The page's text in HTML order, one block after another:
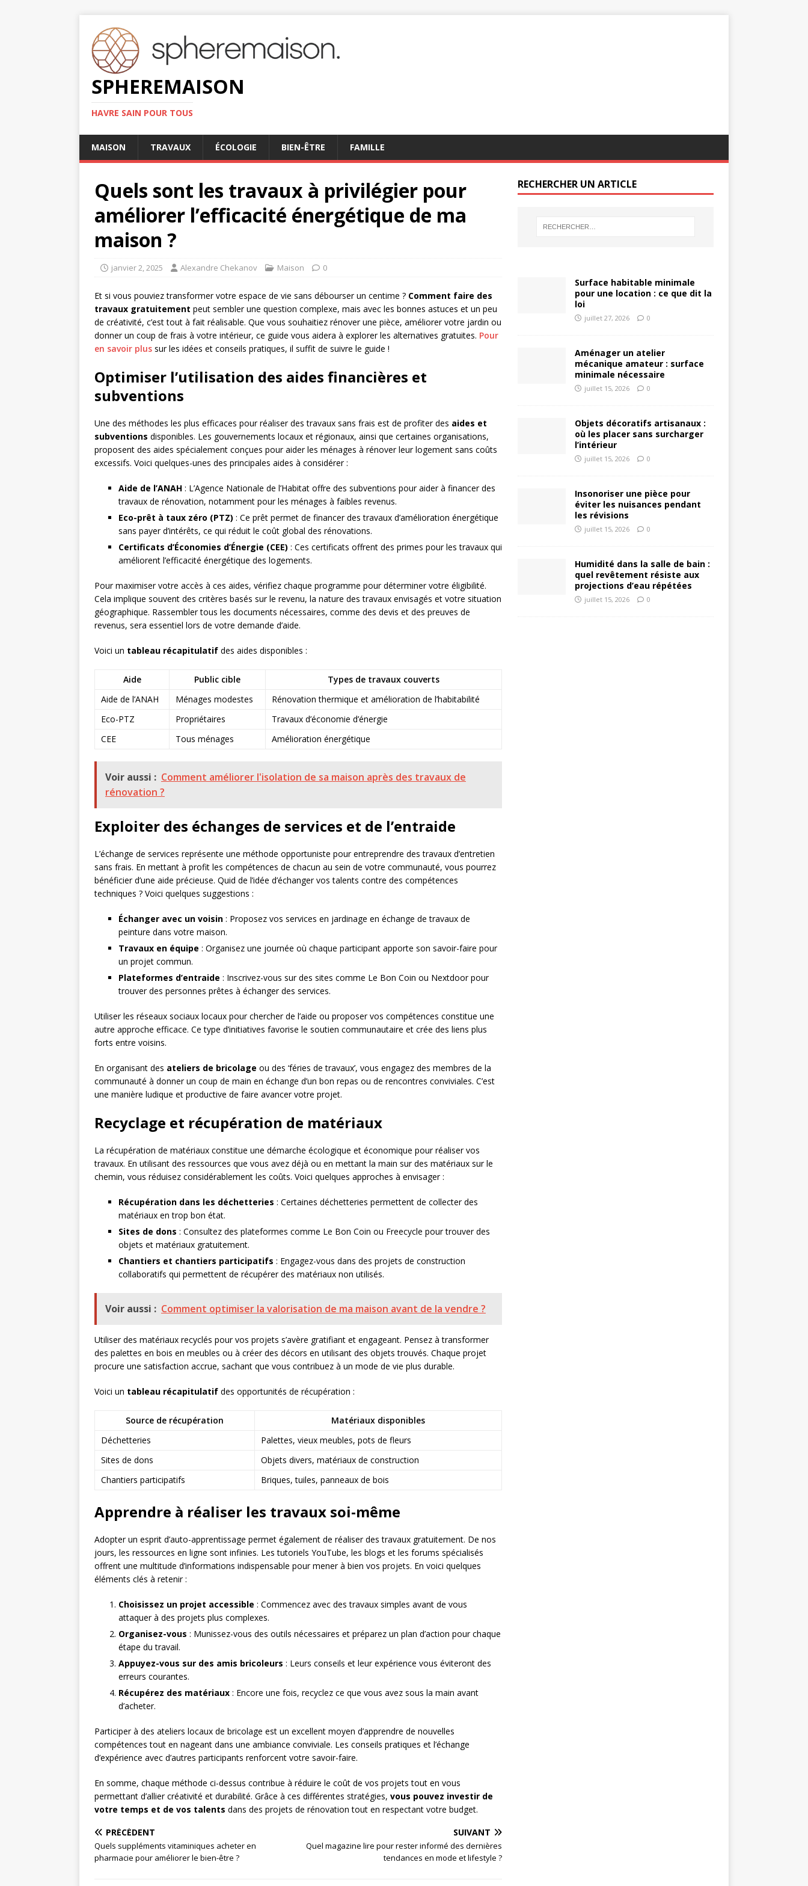
SPHEREMAISON
HAVRE SAIN POUR TOUS
MAISON TRAVAUX ÉCOLOGIE BIEN-ÊTRE FAMILLE
Quels sont les travaux à privilégier pour
améliorer l’efficacité énergétique de ma
maison ?
janvier 2, 2025 Alexandre Chekanov Maison 0
Et si vous pouviez transformer votre espace de vie sans débourser un centime ? Comment faire des
travaux gratuitement peut sembler une question complexe, mais avec les bonnes astuces et un peu
de créativité, c’est tout à fait réalisable. Que vous souhaitiez rénover une pièce, améliorer votre jardin ou
donner un coup de frais à votre intérieur, ce guide vous aidera à explorer les alternatives gratuites. Pour
en savoir plus sur les idées et conseils pratiques, il suffit de suivre le guide !
Optimiser l’utilisation des aides financières et
subventions
Une des méthodes les plus efficaces pour réaliser des travaux sans frais est de profiter des aides et
subventions disponibles. Les gouvernements locaux et régionaux, ainsi que certaines organisations,
proposent des aides spécialement conçues pour aider les ménages à rénover leur logement sans coûts
excessifs. Voici quelques-unes des principales aides à considérer :
Aide de l’ANAH : L’Agence Nationale de l’Habitat offre des subventions pour aider à financer des
travaux de rénovation, notamment pour les ménages à faibles revenus.
Eco-prêt à taux zéro (PTZ) : Ce prêt permet de financer des travaux d’amélioration énergétique
sans payer d’intérêts, ce qui réduit le coût global des rénovations.
Certificats d’Économies d’Énergie (CEE) : Ces certificats offrent des primes pour les travaux qui
améliorent l’efficacité énergétique des logements.
Pour maximiser votre accès à ces aides, vérifiez chaque programme pour déterminer votre éligibilité.
Cela implique souvent des critères basés sur le revenu, la nature des travaux envisagés et votre situation
géographique. Rassembler tous les documents nécessaires, comme des devis et des preuves de
revenus, sera essentiel lors de votre demande d’aide.
Voici un tableau récapitulatif des aides disponibles :
Aide Public cible
Types de travaux couverts
Aide de l’ANAH
Ménages modestes
Rénovation thermique et amélioration de l’habitabilité
Eco-PTZ
Propriétaires
Travaux d’économie d’énergie
CEE
Tous ménages Amélioration énergétique
Voir aussi : Comment améliorer l'isolation de sa maison après des travaux de
rénovation ?
Exploiter des échanges de services et de l’entraide
L’échange de services représente une méthode opportuniste pour entreprendre des travaux d’entretien
sans frais. En mettant à profit les compétences de chacun au sein de votre communauté, vous pourrez
bénéficier d’une aide précieuse. Quid de l’idée d’échanger vos talents contre des compétences
techniques ? Voici quelques suggestions :
Échanger avec un voisin : Proposez vos services en jardinage en échange de travaux de
peinture dans votre maison.
Travaux en équipe : Organisez une journée où chaque participant apporte son savoir-faire pour
un projet commun.
Plateformes d’entraide : Inscrivez-vous sur des sites comme Le Bon Coin ou Nextdoor pour
trouver des personnes prêtes à échanger des services.
Utiliser les réseaux sociaux locaux pour chercher de l’aide ou proposer vos compétences constitue une
autre approche efficace. Ce type d’initiatives favorise le soutien communautaire et crée des liens plus
forts entre voisins.
En organisant des ateliers de bricolage ou des ‘féries de travaux’, vous engagez des membres de la
communauté à donner un coup de main en échange d’un bon repas ou de rencontres conviviales. C’est
une manière ludique et productive de faire avancer votre projet.
Recyclage et récupération de matériaux
La récupération de matériaux constitue une démarche écologique et économique pour réaliser vos
travaux. En utilisant des ressources que vous avez déjà ou en mettant la main sur des matériaux sur le
chemin, vous réduisez considérablement les coûts. Voici quelques approches à envisager :
Récupération dans les déchetteries : Certaines déchetteries permettent de collecter des
matériaux en trop bon état.
Sites de dons : Consultez des plateformes comme Le Bon Coin ou Freecycle pour trouver des
objets et matériaux gratuitement.
Chantiers et chantiers participatifs : Engagez-vous dans des projets de construction
collaboratifs qui permettent de récupérer des matériaux non utilisés.
Voir aussi : Comment optimiser la valorisation de ma maison avant de la vendre ?
Utiliser des matériaux recyclés pour vos projets s’avère gratifiant et engageant. Pensez à transformer
des palettes en bois en meubles ou à créer des décors en utilisant des objets trouvés. Chaque projet
procure une satisfaction accrue, sachant que vous contribuez à un mode de vie plus durable.
Voici un tableau récapitulatif des opportunités de récupération :
Source de récupération
Matériaux disponibles
Déchetteries
Palettes, vieux meubles, pots de fleurs
Sites de dons
Objets divers, matériaux de construction
Chantiers participatifs
Briques, tuiles, panneaux de bois
Apprendre à réaliser les travaux soi-même
Adopter un esprit d’auto-apprentissage permet également de réaliser des travaux gratuitement. De nos
jours, les ressources en ligne sont infinies. Les tutoriels YouTube, les blogs et les forums spécialisés
offrent une multitude d’informations indispensable pour mener à bien vos projets. En voici quelques
éléments clés à retenir :
Choisissez un projet accessible : Commencez avec des travaux simples avant de vous
attaquer à des projets plus complexes.
Organisez-vous : Munissez-vous des outils nécessaires et préparez un plan d’action pour chaque
étape du travail.
Appuyez-vous sur des amis bricoleurs : Leurs conseils et leur expérience vous éviteront des
erreurs courantes.
Récupérez des matériaux : Encore une fois, recyclez ce que vous avez sous la main avant
d’acheter.
Participer à des ateliers locaux de bricolage est un excellent moyen d’apprendre de nouvelles
compétences tout en nageant dans une ambiance conviviale. Les conseils pratiques et l’échange
d’expérience avec d’autres participants renforcent votre savoir-faire.
En somme, chaque méthode ci-dessus contribue à réduire le coût de vos projets tout en vous
permettant d’allier créativité et durabilité. Grâce à ces différentes stratégies, vous pouvez investir de
votre temps et de vos talents dans des projets de rénovation tout en respectant votre budget.
PRÉCÉDENT
Quels suppléments vitaminiques acheter en
pharmacie pour améliorer le bien-être ?
SUIVANT
Quel magazine lire pour rester informé des dernières
tendances en mode et lifestyle ?
RECHERCHER UN ARTICLE
Surface habitable minimale
pour une location : ce que dit la
loi
juillet 27, 2026 0
Aménager un atelier
mécanique amateur : surface
minimale nécessaire
juillet 15, 2026 0
Objets décoratifs artisanaux :
où les placer sans surcharger
l’intérieur
juillet 15, 2026 0
Insonoriser une pièce pour
éviter les nuisances pendant
les révisions
juillet 15, 2026 0
Humidité dans la salle de bain :
quel revêtement résiste aux
projections d’eau répétées
juillet 15, 2026 0